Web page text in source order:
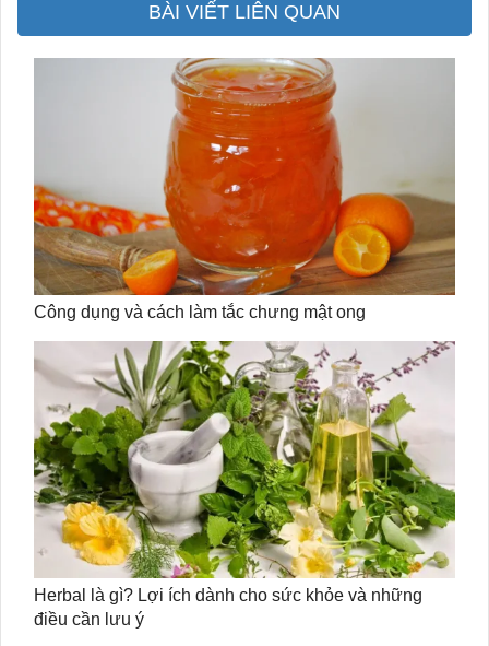
BÀI VIẾT LIÊN QUAN
Công dụng và cách làm tắc chưng mật ong
Herbal là gì? Lợi ích dành cho sức khỏe và những
điều cần lưu ý